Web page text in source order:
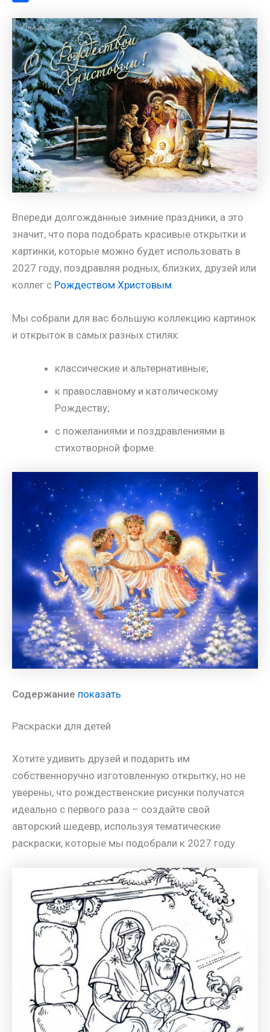
m
a
s
n
i
k
i
A
p
e
r
s
t
a
i
т
п
а
в
и
т
ь
Впереди долгожданные зимние праздники, а это
значит, что пора подобрать красивые открытки и
картинки, которые можно будет использовать в
2027 году, поздравляя родных, близких, друзей или
коллег с Рождеством Христовым.
Мы собрали для вас большую коллекцию картинок
и открыток в самых разных стилях:
классические и альтернативные;
к православному и католическому
Рождеству;
с пожеланиями и поздравлениями в
стихотворной форме.
Содержание показать
Раскраски для детей
Хотите удивить друзей и подарить им
собственноручно изготовленную открытку, но не
уверены, что рождественские рисунки получатся
идеально с первого раза – создайте свой
авторский шедевр, используя тематические
раскраски, которые мы подобрали к 2027 году.